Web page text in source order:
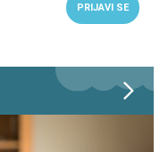
PRIJAVI SE